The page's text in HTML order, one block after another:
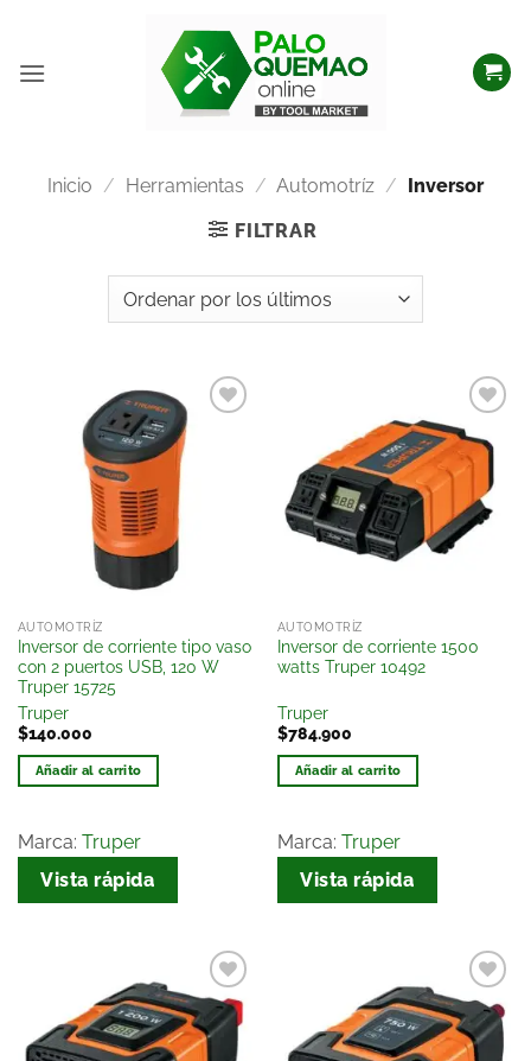
Inicio / Herramientas / Automotríz / Inversor
FILTRAR
Añadir
AUTOMOTRÍZ
Inversor de corriente tipo vaso
con 2 puertos USB, 120 W
Truper 15725
Truper
$140.000
Añadir al carrito
Marca: Truper
Vista rápida
Añadir
a la
lista
deseos
AUTOMOTRÍZ
Inversor de corriente 1500
watts Truper 10492
Truper
$784.900
Añadir al carrito
Marca: Truper
Vista rápida
Añadir
a la
lista
Añadir
a la
lista